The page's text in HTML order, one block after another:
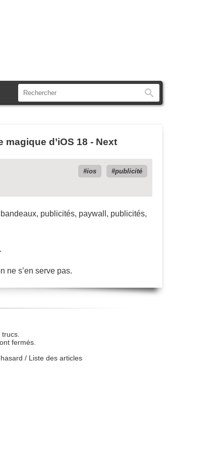
d’iOS 18 - Next
ios
publicité
publicités, paywall, publicités,
ne s’en serve pas.
trucs.
fermés.
/ Liste des articles